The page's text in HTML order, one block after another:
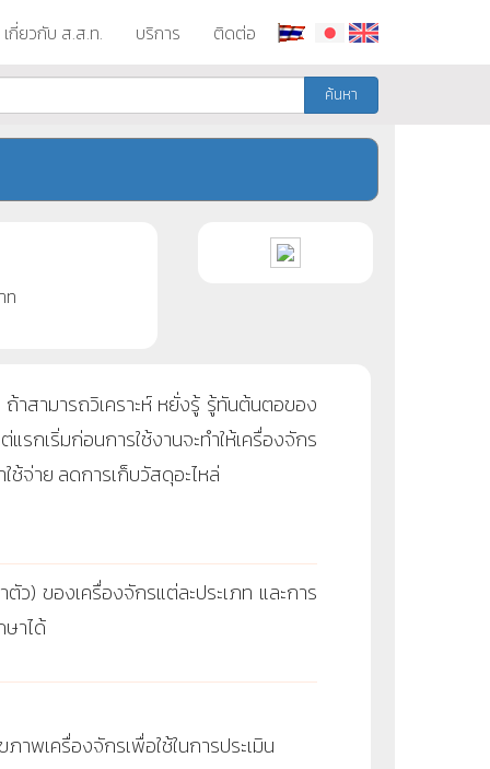
เกี่ยวกับ ส.ส.ท. บริการ ติดต่อ
ค้นหา
ท
ามารถวิเคราะห์ หยั่งรู้ รู้ทันต้นตอของ
เริ่มก่อนการใช้งานจะทำให้เครื่องจักร
จ่าย ลดการเก็บวัสดุอะไหล่
ของเครื่องจักรแต่ละประเภท และการ
ษาได้
พเครื่องจักรเพื่อใช้ในการประเมิน